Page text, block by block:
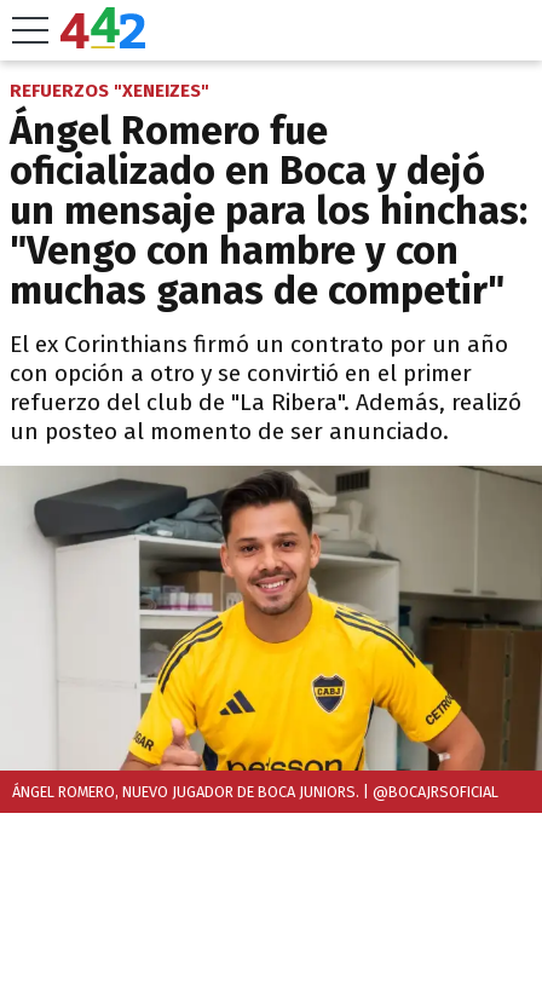
REFUERZOS "XENEIZES"
Ángel Romero fue
oficializado en Boca y dejó
un mensaje para los hinchas:
"Vengo con hambre y con
muchas ganas de competir"
El ex Corinthians firmó un contrato por un año
con opción a otro y se convirtió en el primer
refuerzo del club de "La Ribera". Además, realizó
un posteo al momento de ser anunciado.
ÁNGEL ROMERO, NUEVO JUGADOR DE BOCA JUNIORS. | @BOCAJRSOFICIAL